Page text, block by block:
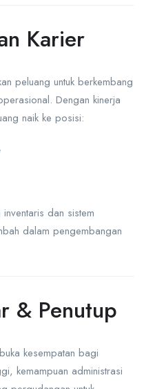
Karier
peluang untuk berkembang
Dengan kinerja
naik ke posisi:
dan sistem
dalam pengembangan
& Penutup
kesempatan bagi
kemampuan administrasi